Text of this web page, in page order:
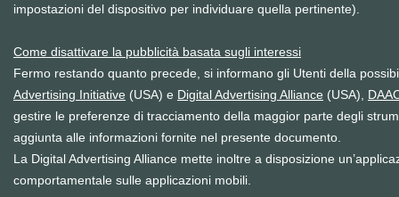
impostazioni del dispositivo per individuare quella pertinente).
Come disattivare la pubblicità basata sugli interessi
Fermo restando quanto precede, si informano gli Utenti della
Advertising Initiative (USA) e Digital Advertising Alliance (USA),
gestire le preferenze di tracciamento della maggior parte degli
aggiunta alle informazioni fornite nel presente documento.
La Digital Advertising Alliance mette inoltre a disposizione
comportamentale sulle applicazioni mobili.